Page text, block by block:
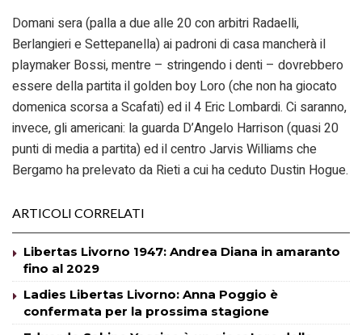
Domani sera (palla a due alle 20 con arbitri Radaelli,
Berlangieri e Settepanella) ai padroni di casa mancherà il
playmaker Bossi, mentre – stringendo i denti – dovrebbero
essere della partita il golden boy Loro (che non ha giocato
domenica scorsa a Scafati) ed il 4 Eric Lombardi. Ci saranno,
invece, gli americani: la guarda D’Angelo Harrison (quasi 20
punti di media a partita) ed il centro Jarvis Williams che
Bergamo ha prelevato da Rieti a cui ha ceduto Dustin Hogue.
ARTICOLI CORRELATI
Libertas Livorno 1947: Andrea Diana in amaranto
fino al 2029
Ladies Libertas Livorno: Anna Poggio è
confermata per la prossima stagione